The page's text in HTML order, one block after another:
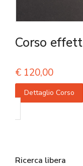
Corso
€ 120,00
Dettaglio Corso
Ricerca libera